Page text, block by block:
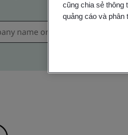
cũng chia sẻ thông
quảng cáo và phân